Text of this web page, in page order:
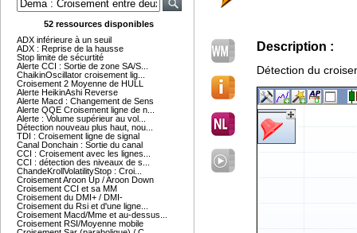
52 ressources disponibles
ADX inférieure à un seuil
ADX : Reprise de la hausse
Stop limite de sécurtité
Alerte CCI : Sortie de zone SA/S...
ChaikinOscillator croisement lig...
Croisement 2 Moyenne de HULL
Alerte HeikinAshi Reverse
Alerte Macd : Changement de Sens
Alerte QQE Croisement ligne de n...
Alerte : Volume supérieur au vol...
Détection nouveau plus haut, nou...
TDI : Croisement ligne de signal
Canal Donchain : Sortie du canal
CCI : Croisement avec les lignes...
CCI : détection des niveaux de s...
ChandeKrollVolatilityStop : Croi...
Croisement Aroon Up / Aroon Down
Croisement CCI et sa MM
Croisement du DMI+ / DMI-
Croisement du Rsi et d'une ligne...
Croisement Macd/Mme et au-dessus...
Croisement RSI/Moyenne mobile
Description :
Détection du